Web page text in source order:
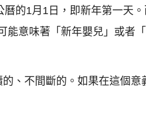
的1月1日，即新年第一天
能意味著「新年嬰兒」或者
、不間斷的。如果在這個意